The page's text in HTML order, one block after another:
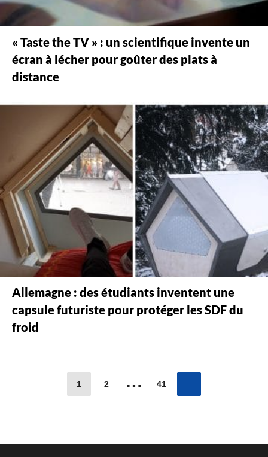
« Taste the TV » : un scientifique invente un
écran à lécher pour goûter des plats à
distance
Allemagne : des étudiants inventent une
capsule futuriste pour protéger les SDF du
froid
1 2 … 41